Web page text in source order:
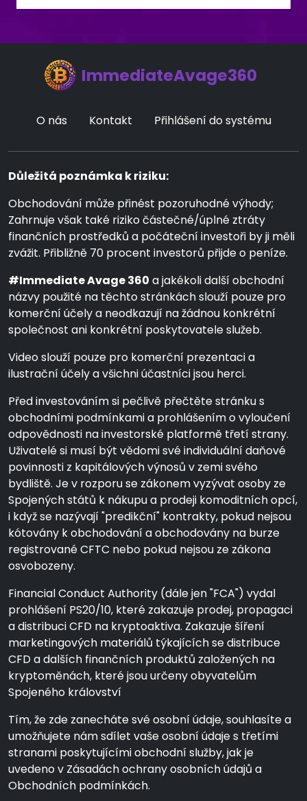
ImmediateAvage360
O nás Kontakt Přihlášení do systému
Důležitá poznámka k riziku:
Obchodování může přinést pozoruhodné výhody;
Zahrnuje však také riziko částečné/úplné ztráty
finančních prostředků a počáteční investoři by ji měli
zvážit. Přibližně 70 procent investorů přijde o peníze.
#Immediate Avage 360 a jakékoli další obchodní
názvy použité na těchto stránkách slouží pouze pro
komerční účely a neodkazují na žádnou konkrétní
společnost ani konkrétní poskytovatele služeb.
Video slouží pouze pro komerční prezentaci a
ilustrační účely a všichni účastníci jsou herci.
Před investováním si pečlivě přečtěte stránku s
obchodními podmínkami a prohlášením o vyloučení
odpovědnosti na investorské platformě třetí strany.
Uživatelé si musí být vědomi své individuální daňové
povinnosti z kapitálových výnosů v zemi svého
bydliště. Je v rozporu se zákonem vyzývat osoby ze
Spojených států k nákupu a prodeji komoditních opcí,
i když se nazývají "predikční" kontrakty, pokud nejsou
kótovány k obchodování a obchodovány na burze
registrované CFTC nebo pokud nejsou ze zákona
osvobozeny.
Financial Conduct Authority (dále jen "FCA") vydal
prohlášení PS20/10, které zakazuje prodej, propagaci
a distribuci CFD na kryptoaktiva. Zakazuje šíření
marketingových materiálů týkajících se distribuce
CFD a dalších finančních produktů založených na
kryptoměnách, které jsou určeny obyvatelům
Spojeného království
Tím, že zde zanecháte své osobní údaje, souhlasíte a
umožňujete nám sdílet vaše osobní údaje s třetími
stranami poskytujícími obchodní služby, jak je
uvedeno v Zásadách ochrany osobních údajů a
Obchodních podmínkách.